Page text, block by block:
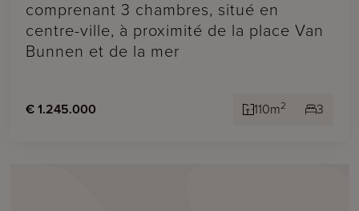
comprenant 3 chambres, situé en
centre-ville, à proximité de la place Van
Bunnen et de la mer
€ 1.245.000 110m2 3